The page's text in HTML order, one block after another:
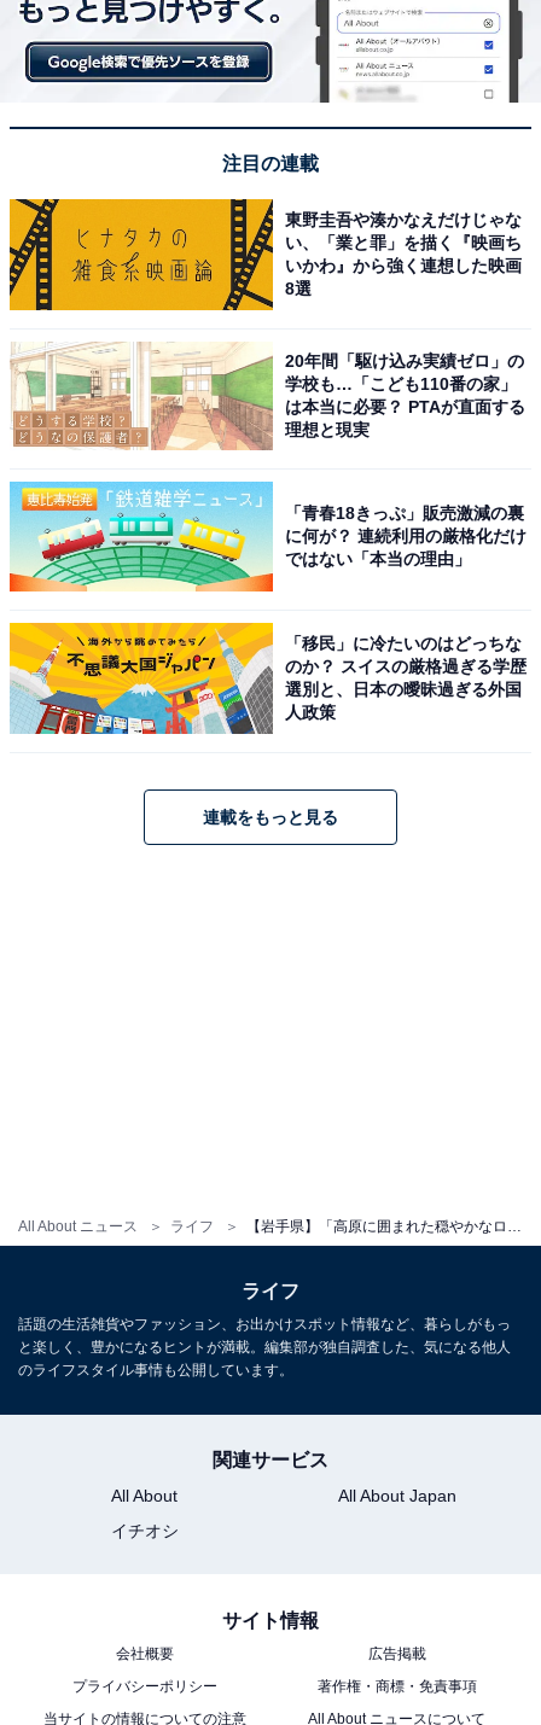
All About ニュース ライフ
岩手県で「外国人観光客にすすめたい温泉
地」ランキング！ 2位「八幡平温泉郷」を大
じめご了承ください。また、記事中の宿泊プランを予約
すると、売上の一部がオールアバウトに還元されること
があります。
この記事の執筆者： All About ニュース編集
部
「All About ニュース」は、ネットの話題から世の中の動きまで、暮
るAll About発のニュースメディアです。お金や仕事、恋愛、ITに関
する疑問に対して専門家が分かりやすく回答するほか、エンタメ情
報やSNSで話題のトピックスを紹介しています。
【秋田県】「夕日を温泉から……」海辺の穴場
「男鹿温泉郷」の魅力とは？ “男鹿なまはげ”で
人気
注目の連載
東野圭吾や湊かなえだけじゃな
い、「業と罪」を描く『映画ち
いかわ』から強く連想した映画
8選
20年間「駆け込み実績ゼロ」の
学校も…「こども110番の家」
は本当に必要？ PTAが直面する
理想と現実
「青春18きっぷ」販売激減の裏
に何が？ 連続利用の厳格化だけ
ではない「本当の理由」
「移民」に冷たいのはどっちな
のか？ スイスの厳格過ぎる学歴
選別と、日本の曖昧過ぎる外国
人政策
連載をもっと見る
ライフ
話題の生活雑貨やファッション、お出かけスポット情報など、暮らしがもっ
と楽しく、豊かになるヒントが満載。編集部が独自調査した、気になる他人
のライフスタイル事情も公開しています。
関連サービス
All About
All About Japan
イチオシ
サイト情報
会社概要
広告掲載
プライバシーポリシー
著作権・商標・免責事項
当サイトの情報についての注意
All About ニュースについて